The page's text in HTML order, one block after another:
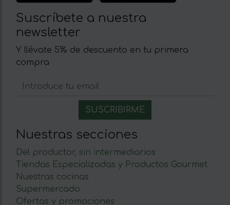
Suscríbete a nuestra
newsletter
Y llévate 5% de descuento en tu primera
compra
Nuestras secciones
Del productor, sin intermediarios
Tiendas Especializadas y Productos Gourmet
Nuestras cocinas
Supermercado
Ofertas y promociones